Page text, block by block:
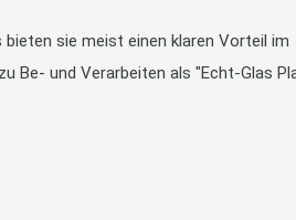
sie meist einen klaren Vorteil im
Be- und Verarbeiten als "Echt-Glas